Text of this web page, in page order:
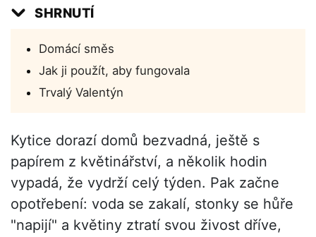
SHRNUTÍ
Domácí směs
Jak ji použít, aby fungovala
Trvalý Valentýn
Kytice dorazí domů bezvadná, ještě s
papírem z květinářství, a několik hodin
vypadá, že vydrží celý týden. Pak začne
opotřebení: voda se zakalí, stonky se hůře
"napijí" a květiny ztratí svou živost dříve,